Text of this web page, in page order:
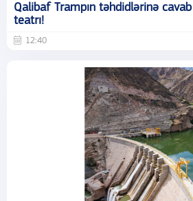
Qalibaf Trampın təhdidlərinə
teatrı!
12:40